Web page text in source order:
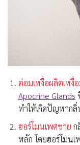
ต่อมเหงื่อผลิตเหงื่
Apocrine Glands
ทำให้เกิดปัญหาก
ฮอร์โมนเพศชาย ก
หลัก โดยฮอร์โมน